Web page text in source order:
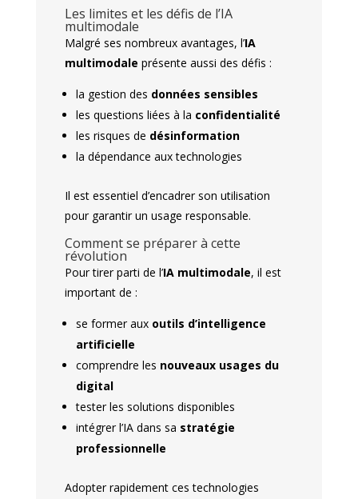
Les limites et les défis de l’IA
multimodale
Malgré ses nombreux avantages, l’IA
multimodale présente aussi des défis :
la gestion des données sensibles
les questions liées à la confidentialité
les risques de désinformation
la dépendance aux technologies
Il est essentiel d’encadrer son utilisation
pour garantir un usage responsable.
Comment se préparer à cette
révolution
Pour tirer parti de l’IA multimodale, il est
important de :
se former aux outils d’intelligence
artificielle
comprendre les nouveaux usages du
digital
tester les solutions disponibles
intégrer l’IA dans sa stratégie
professionnelle
Adopter rapidement ces technologies